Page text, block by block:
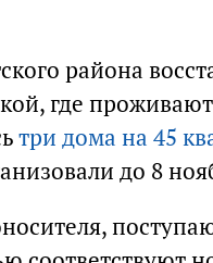
района
где
три дома на 45
до 8